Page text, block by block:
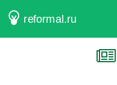
reformal.ru